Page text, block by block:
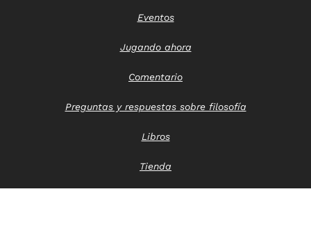
Eventos
Jugando ahora
Comentario
Preguntas y respuestas sobre filosofía
Libros
Tienda